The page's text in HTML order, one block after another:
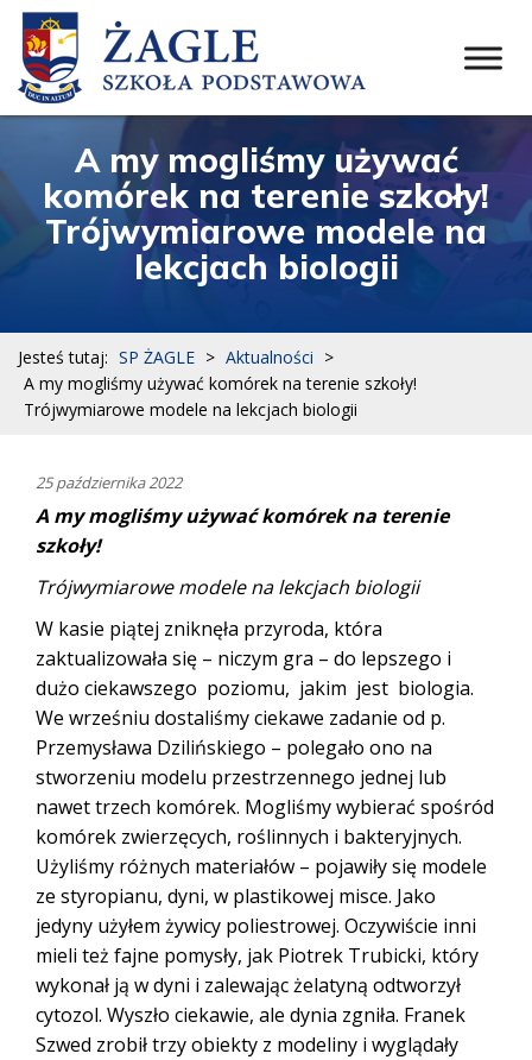
A my mogliśmy używać
komórek na terenie szkoły!
Trójwymiarowe modele na
lekcjach biologii
Jesteś tutaj: SP ŻAGLE > Aktualności >
A my mogliśmy używać komórek na terenie szkoły!
Trójwymiarowe modele na lekcjach biologii
25 października 2022
A my mogliśmy używać komórek na terenie
szkoły!
Trójwymiarowe modele na lekcjach biologii
W kasie piątej zniknęła przyroda, która
zaktualizowała się – niczym gra – do lepszego i
dużo ciekawszego poziomu, jakim jest biologia.
We wrześniu dostaliśmy ciekawe zadanie od p.
Przemysława Dzilińskiego – polegało ono na
stworzeniu modelu przestrzennego jednej lub
nawet trzech komórek. Mogliśmy wybierać spośród
komórek zwierzęcych, roślinnych i bakteryjnych.
Użyliśmy różnych materiałów – pojawiły się modele
ze styropianu, dyni, w plastikowej misce. Jako
jedyny użyłem żywicy poliestrowej. Oczywiście inni
mieli też fajne pomysły, jak Piotrek Trubicki, który
wykonał ją w dyni i zalewając żelatyną odtworzył
cytozol. Wyszło ciekawie, ale dynia zgniła. Franek
Szwed zrobił trzy obiekty z modeliny i wyglądały